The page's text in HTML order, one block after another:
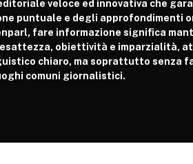
veloce ed innovativa che
puntuale e degli approfondimenti
fare informazione significa
obiettività e imparzialità,
chiaro, ma soprattutto senza
comuni giornalistici.